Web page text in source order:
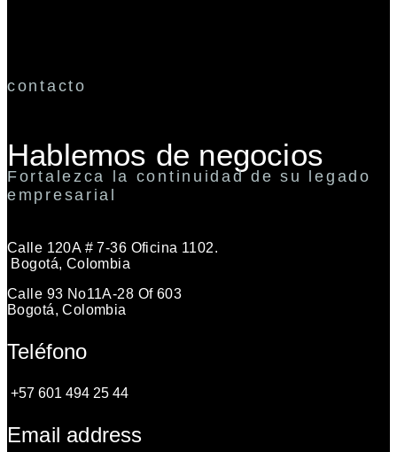
contacto
Hablemos de negocios
Fortalezca la continuidad de su legado
empresarial
Calle 120A # 7-36 Oficina 1102.
Bogotá, Colombia
Calle 93 No11A-28 Of 603
Bogotá, Colombia
Teléfono
+57 601 494 25 44
Email address